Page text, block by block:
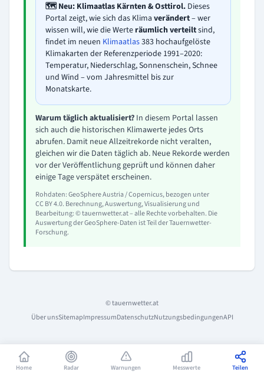
🗺️ Neu: Klimaatlas Kärnten & Osttirol. Dieses
Portal zeigt, wie sich das Klima verändert– wer
wissen will, wie die Werte räumlich verteiltsind,
findet im neuen Klimaatlas383 hochaufgelöste
Klimakarten der Referenzperiode 1991–2020:
Temperatur, Niederschlag, Sonnenschein, Schnee
und Wind – vom Jahresmittel bis zur
Monatskarte.
Warum täglich aktualisiert? In diesem Portal lassen
sich auch die historischen Klimawerte jedes Orts
abrufen. Damit neue Allzeitrekorde nicht veralten,
gleichen wir die Daten täglich ab. Neue Rekorde werden
vor der Veröffentlichung geprüft und können daher
einige Tage verspätet erscheinen.
Rohdaten: GeoSphere Austria / Copernicus, bezogen unter
CC BY 4.0. Berechnung, Auswertung, Visualisierung und
Bearbeitung: © tauernwetter.at – alle Rechte vorbehalten. Die
Auswertung der GeoSphere-Daten ist Teil der Tauernwetter-
Forschung.
© tauernwetter.at
Über unsSitemapImpressumDatenschutzNutzungsbedingungenAPI
Home Radar Warnungen Messwerte Teilen